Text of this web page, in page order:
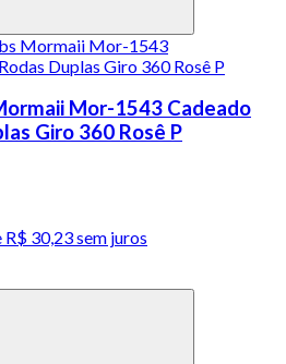
Mor-1543 Cadeado
Giro 360 Rosê P
R$ 30,23 sem juros